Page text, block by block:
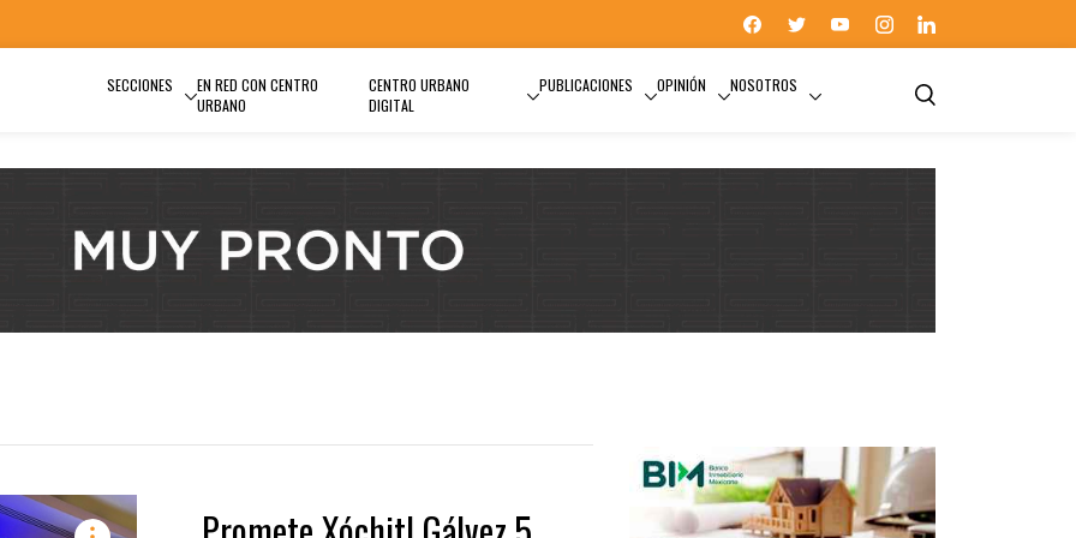
SECCIONES
EN RED CON CENTRO
URBANO
CENTRO URBANO
DIGITAL
PUBLICACIONES OPINIÓN NOSOTROS